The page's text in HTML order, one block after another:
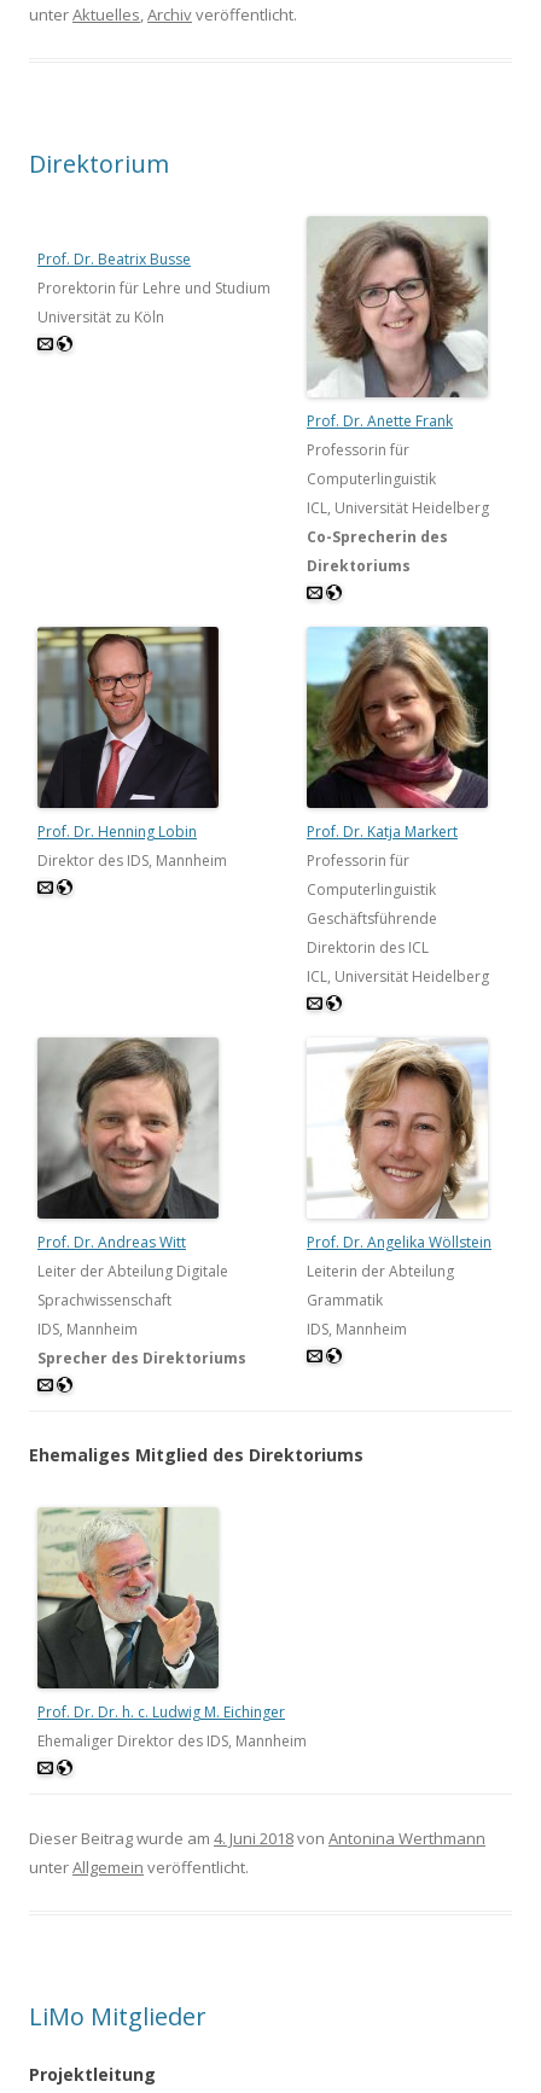
unterAktuelles,Archivveröffentlicht.
Direktorium
Prof. Dr. Beatrix Busse
Prorektorin für Lehre und Studium
Universität zu Köln
Prof. Dr. Anette Frank
Professorin für
Computerlinguistik
ICL, Universität Heidelberg
Co-Sprecherin des
Direktoriums
Prof. Dr. Henning Lobin
Direktor des IDS, Mannheim
Prof. Dr. Katja Markert
Professorin für
Computerlinguistik
Geschäftsführende
Direktorin des ICL
ICL, Universität Heidelberg
Prof. Dr. Andreas Witt
Leiter der Abteilung Digitale
Sprachwissenschaft
IDS, Mannheim
Sprecher des Direktoriums
Prof. Dr. Angelika Wöllstein
Leiterin der Abteilung
Grammatik
IDS, Mannheim
Ehemaliges Mitglied des Direktoriums
Prof. Dr. Dr. h. c. Ludwig M. Eichinger
Ehemaliger Direktor des IDS, Mannheim
Dieser Beitrag wurde am 4. Juni 2018von Antonina Werthmann
unterAllgemein veröffentlicht.
LiMo Mitglieder
Projektleitung